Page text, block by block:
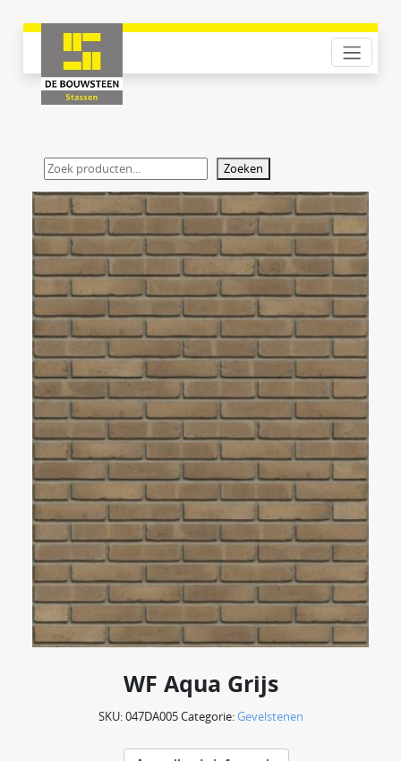
Zoeken
WF Aqua Grijs
SKU:047DA005Categorie:Gevelstenen